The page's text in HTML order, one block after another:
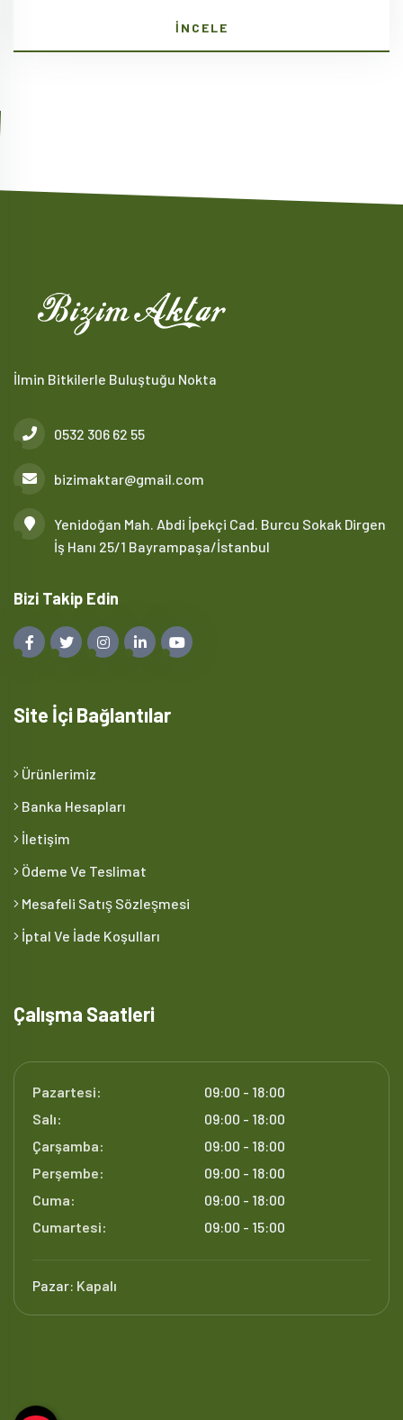
İNCELE
İlmin Bitkilerle Buluştuğu Nokta
0532 306 62 55
bizimaktar@gmail.com
Yenidoğan Mah. Abdi İpekçi Cad. Burcu Sokak Dirgen
İş Hanı 25/1 Bayrampaşa/İstanbul
Bizi Takip Edin
Site İçi Bağlantılar
Ürünlerimiz
Banka Hesapları
İletişim
Ödeme Ve Teslimat
Mesafeli Satış Sözleşmesi
İptal Ve İade Koşulları
Çalışma Saatleri
Pazartesi:
09:00 - 18:00
Salı:
09:00 - 18:00
Çarşamba:
09:00 - 18:00
Perşembe:
09:00 - 18:00
Cuma:
09:00 - 18:00
Cumartesi:
09:00 - 15:00
Pazar: Kapalı